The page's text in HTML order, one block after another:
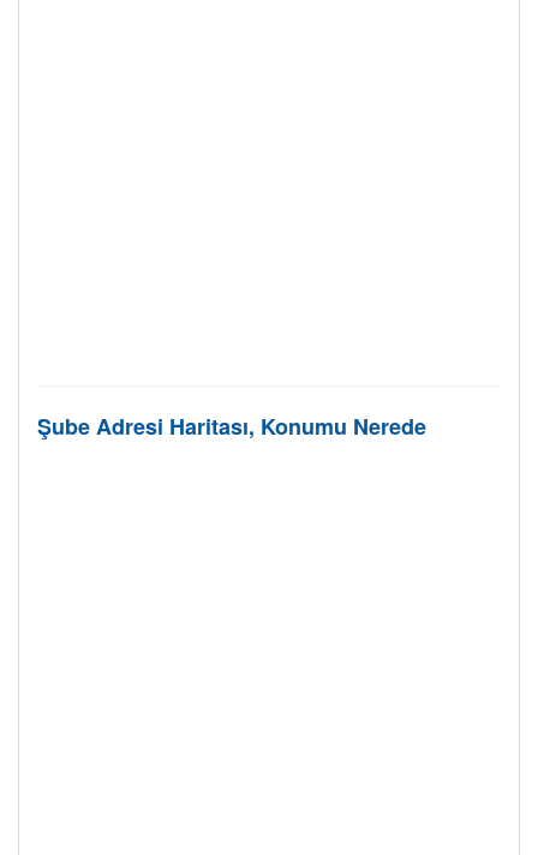
Şube Adresi Haritası, Konumu Nerede